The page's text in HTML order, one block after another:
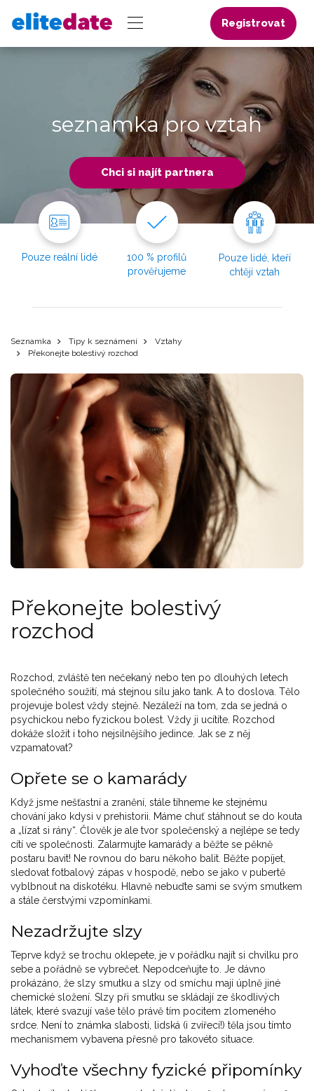
Registrovat
seznamka pro vztah
Chci si najít partnera
Pouze reální lidé
100 % profilů
prověřujeme
Pouze lidé, kteří
chtějí vztah
Seznamka Tipy k seznámení
Vztahy
Překonejte bolestivý rozchod
Překonejte bolestivý
rozchod
Rozchod, zvláště ten nečekaný nebo ten po dlouhých letech
společného soužití, má stejnou sílu jako tank. A to doslova. Tělo
projevuje bolest vždy stejně. Nezáleží na tom, zda se jedná o
psychickou nebo fyzickou bolest. Vždy ji ucítíte. Rozchod
dokáže složit i toho nejsilnějšího jedince. Jak se z něj
vzpamatovat?
Opřete se o kamarády
Když jsme nešťastní a zranění, stále tíhneme ke stejnému
chování jako kdysi v prehistorii. Máme chuť stáhnout se do kouta
a „lízat si rány“. Člověk je ale tvor společenský a nejlépe se tedy
cítí ve společnosti. Zalarmujte kamarády a běžte se pěkně
postaru bavit! Ne rovnou do baru někoho balit. Běžte popíjet,
sledovat fotbalový zápas v hospodě, nebo se jako v pubertě
vyblbnout na diskotéku. Hlavně nebuďte sami se svým smutkem
a stále čerstvými vzpomínkami.
Nezadržujte slzy
Teprve když se trochu oklepete, je v pořádku najít si chvilku pro
sebe a pořádně se vybrečet. Nepodceňujte to. Je dávno
prokázáno, že slzy smutku a slzy od smíchu mají úplně jiné
chemické složení. Slzy při smutku se skládají ze škodlivých
látek, které svazují vaše tělo právě tím pocitem zlomeného
srdce. Není to známka slabosti, lidská (i zvířecí!) těla jsou tímto
mechanismem vybavena přesně pro takovéto situace.
Vyhoďte všechny fyzické připomínky